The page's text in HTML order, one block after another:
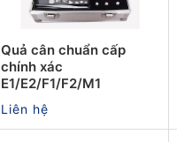
Quả cân chuẩn cấp
chính xác
E1/E2/F1/F2/M1
Liên hệ